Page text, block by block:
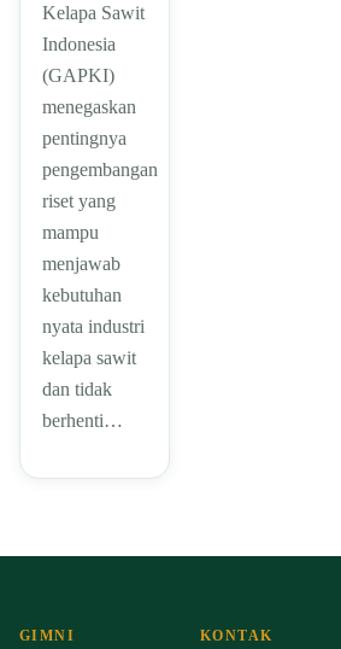
Kelapa Sawit
Indonesia
(GAPKI)
menegaskan
pentingnya
pengembangan
riset yang
mampu
menjawab
kebutuhan
nyata industri
kelapa sawit
dan tidak
berhenti…
GIMNI KONTAK